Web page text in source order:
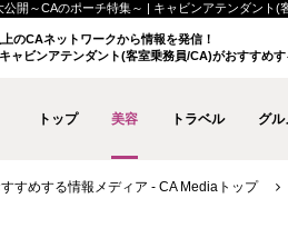
開～CAのポーチ特集～ | キャビンアテンダント
のCAネットワークから情報を発信！
ャビンアテンダント(客室乗務員/CA)がおすすめ
トップ 美容 トラベル グル
すめする情報メディア - CA Mediaトップ